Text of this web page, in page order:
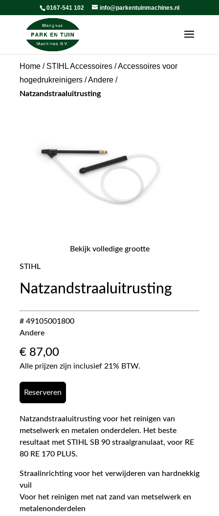
0167-541 102 info@parkentuinmachines.nl
Home / STIHL Accessoires /Accessoires voor
hogedrukreinigers /Andere /
Natzandstraaluitrusting
Bekijk volledige grootte
STIHL
Natzandstraaluitrusting
# 49105001800
Andere
€ 87,00
Alle prijzen zijn inclusief 21% BTW.
Reserveren
Natzandstraaluitrusting voor het reinigen van
metselwerk en metalen onderdelen. Het beste
resultaat met STIHL SB 90 straalgranulaat, voor RE
80 RE 170 PLUS.
Straalinrichting voor het verwijderen van hardnekkig
vuil
Voor het reinigen met nat zand van metselwerk en
metalenonderdelen